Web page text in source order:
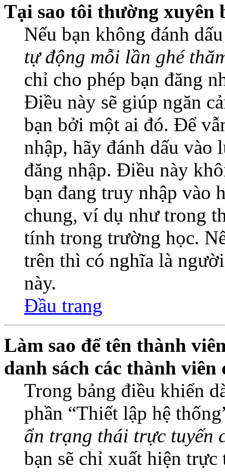
Tại sao tôi thường xuyên
Nếu bạn không đánh
tự động mỗi lần ghé
chỉ cho phép bạn đăng
Điều này sẽ giúp ngăn
bạn bởi một ai đó. Để
nhập, hãy đánh dấu
đăng nhập. Điều này
bạn đang truy nhập vào
chung, ví dụ như trong
tính trong trường học.
trên thì có nghĩa là
này.
Đầu trang
Làm sao để tên thành
danh sách các thành
Trong bảng điều khiển
phần “Thiết lập hệ
ẩn trạng thái trực tuyến
bạn sẽ chỉ xuất hiện